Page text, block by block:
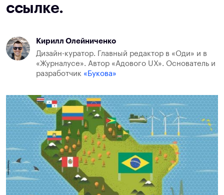
ссылке.
Кирилл Олейниченко
Дизайн-куратор. Главный редактор в «Оди» и в
«Журналусе». Автор «Адового UX». Основатель и
разработчик «Букова»